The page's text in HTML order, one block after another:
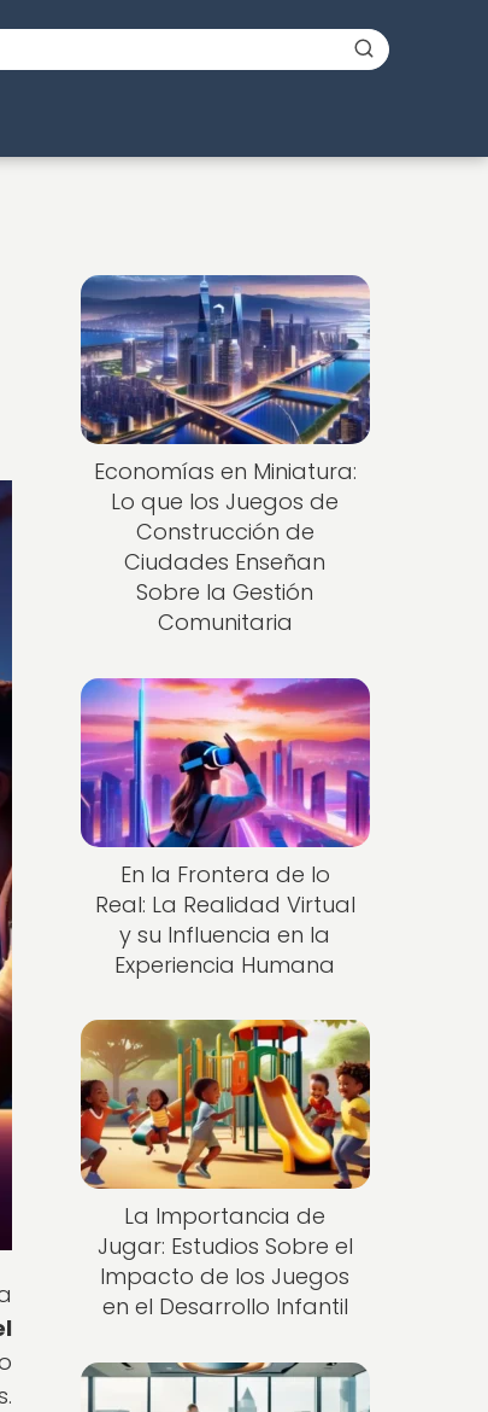
Economías en Miniatura:
Lo que los Juegos de
Construcción de
Ciudades Enseñan
Sobre la Gestión
Comunitaria
En la Frontera de lo
Real: La Realidad Virtual
y su Influencia en la
Experiencia Humana
La Importancia de
Jugar: Estudios Sobre el
Impacto de los Juegos
en el Desarrollo Infantil